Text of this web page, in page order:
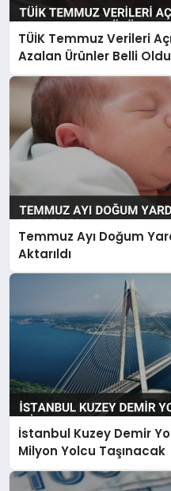
TÜİK Temmuz Verileri
Azalan Ürünler Belli Oldu
Temmuz Ayı Doğum
Aktarıldı
İstanbul Kuzey Demir
Milyon Yolcu Taşınacak